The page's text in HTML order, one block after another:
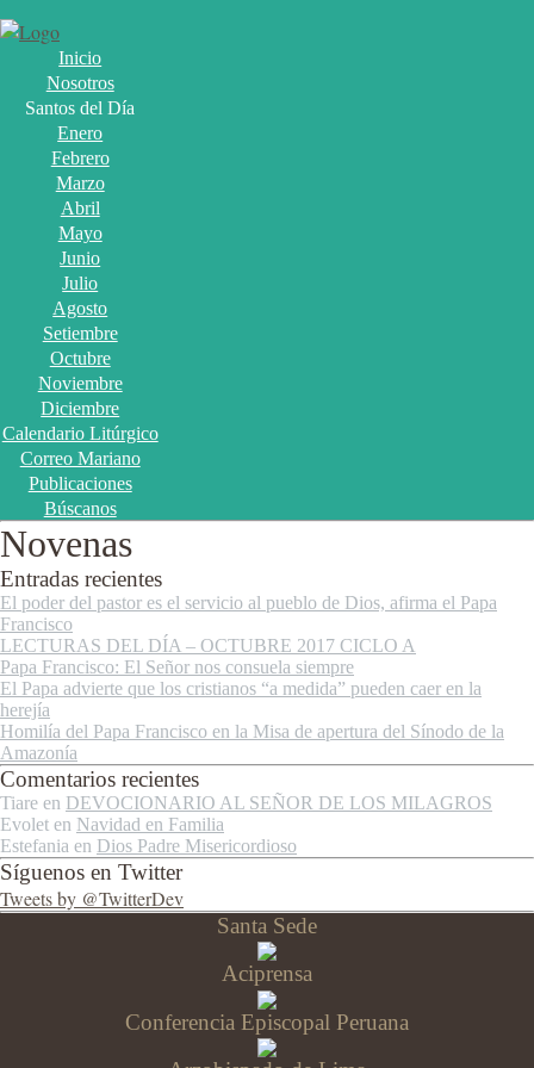
Inicio
Nosotros
Santos del Día
Enero
Febrero
Marzo
Abril
Mayo
Junio
Julio
Agosto
Setiembre
Octubre
Noviembre
Diciembre
Calendario Litúrgico
Correo Mariano
Publicaciones
Búscanos
Novenas
Entradas recientes
El poder del pastor es el servicio al pueblo de Dios, afirma el Papa
Francisco
LECTURAS DEL DÍA – OCTUBRE 2017 CICLO A
Papa Francisco: El Señor nos consuela siempre
El Papa advierte que los cristianos “a medida” pueden caer en la
herejía
Homilía del Papa Francisco en la Misa de apertura del Sínodo de la
Amazonía
Comentarios recientes
Tiare en DEVOCIONARIO AL SEÑOR DE LOS MILAGROS
Evolet en Navidad en Familia
Estefania en Dios Padre Misericordioso
Síguenos en Twitter
Tweets by @TwitterDev
Santa Sede
Aciprensa
Conferencia Episcopal Peruana